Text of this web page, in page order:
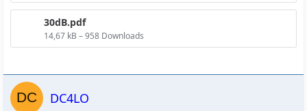
30dB.pdf
14,67 kB – 958 Downloads
DC4LO